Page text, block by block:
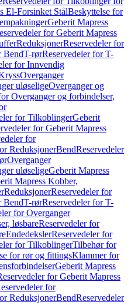
El-Forsinket StålBeskyttelse for
Geberit Mapress
for Geberit Mapress
ReduksjonerReservedeler for
BendT-rørReservedeler for T-
for Innvendig
Overganger
uløseligeOverganger og
Overganger og forbindelser,
for TilkoblingerGeberit
for Geberit Mapress
for
ReduksjonerBendReservedeler
Overganger
uløseligeGeberit Mapress
Mapress Kobber,
ReduksjonerReservedeler for
BendT-rørReservedeler for T-
for Overganger
løsbareReservedeler for
EndedekslerReservedeler for
for TilkoblingerTilbehør for
for rør og fittingsKlammer for
Geberit Mapress
for Geberit Mapress
for
ReduksjonerBendReservedeler